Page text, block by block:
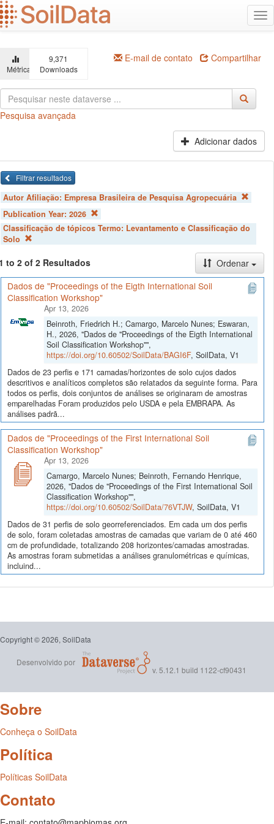
Ir
para
o
principal
Métricas
9,371
Downloads
E-mail de contato Compartilhar
Pesquisa avançada
Adicionar dados
Filtrar resultados
Autor Afiliação: Empresa Brasileira de Pesquisa Agropecuária
Publication Year: 2026
Classificação de tópicos Termo: Levantamento e Classificação do
Solo
to 2 of 2 Resultados
Ordenar
Dados de "Proceedings of the Eigth International Soil
Classification Workshop"
Apr 13, 2026
Beinroth, Friedrich H.; Camargo, Marcelo Nunes; Eswaran,
H., 2026, "Dados de "Proceedings of the Eigth International
Soil Classification Workshop"",
https://doi.org/10.60502/SoilData/BAGI6F, SoilData, V1
Dados de 23 perfis e 171 camadas/horizontes de solo cujos dados
descritivos e analíticos completos são relatados da seguinte forma. Para
todos os perfis, dois conjuntos de análises se originaram de amostras
emparelhadas Foram produzidos pelo USDA e pela EMBRAPA. As
análises padrã...
Dados de "Proceedings of the First International Soil
Classification Workshop"
Apr 13, 2026
Camargo, Marcelo Nunes; Beinroth, Fernando Henrique,
2026, "Dados de "Proceedings of the First International Soil
Classification Workshop"",
https://doi.org/10.60502/SoilData/76VTJW, SoilData, V1
Dados de 31 perfis de solo georreferenciados. Em cada um dos perfis
de solo, foram coletadas amostras de camadas que variam de 0 até 460
cm de profundidade, totalizando 208 horizontes/camadas amostradas.
As amostras foram submetidas a análises granulométricas e químicas,
incluind...
Copyright © 2026, SoilData
Desenvolvido por
v. 5.12.1 build 1122-cf90431
Sobre
Conheça o SoilData
Política
Políticas SoilData
Contato